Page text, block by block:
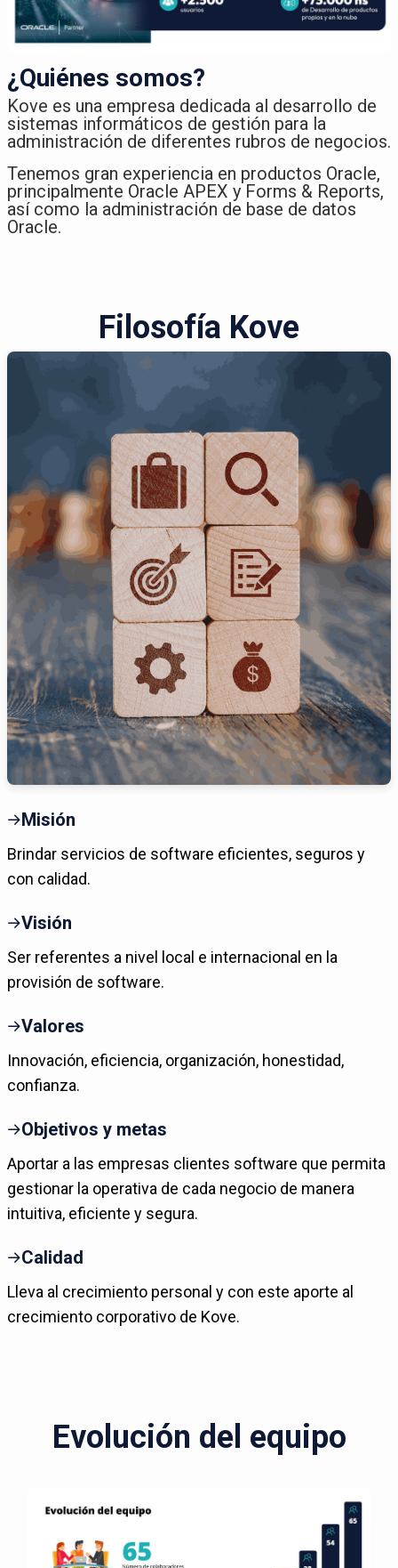
¿Quiénes somos?
Kove es una empresa dedicada al desarrollo de
sistemas informáticos de gestión para la
administración de diferentes rubros de negocios.​
Tenemos gran experiencia en productos Oracle,
principalmente Oracle APEX y Forms & Reports,
así como la administración de base de datos
Oracle.
Filosofía Kove
Misión
Brindar servicios de software eficientes, seguros y
con calidad.
Visión
Ser referentes a nivel local e internacional en la
provisión de software.
Valores
Innovación, eficiencia, organización, honestidad,
confianza.
Objetivos y metas
Aportar a las empresas clientes software que permita
gestionar la operativa de cada negocio de manera
intuitiva, eficiente y segura.
Calidad
Lleva al crecimiento personal y con este aporte al
crecimiento corporativo de Kove.
Evolución del equipo